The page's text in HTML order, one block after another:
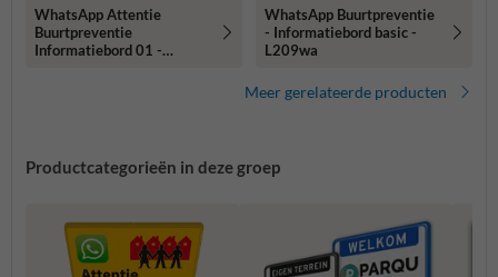
WhatsApp Attentie
Buurtpreventie
Informatiebord 01 -
WhatsApp Buurtpreventie
- Informatiebord basic -
L209wa
Meer gerelateerde producten
Productcategorieën in deze groep